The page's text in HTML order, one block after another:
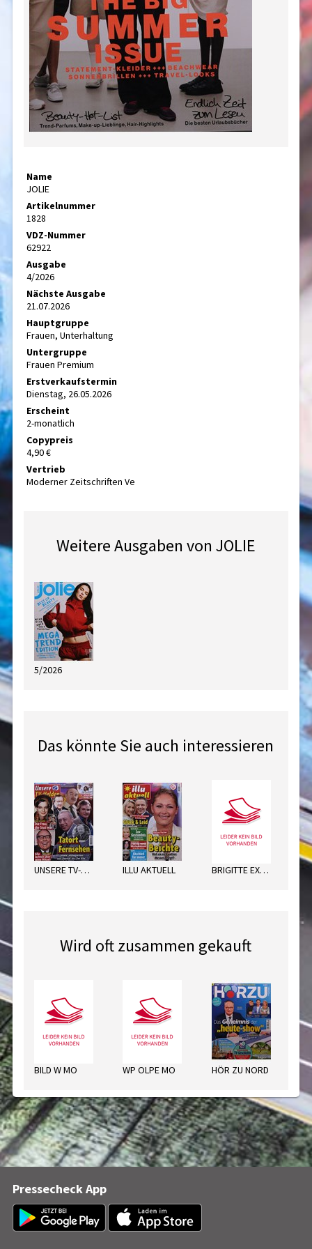
Name
JOLIE
Artikelnummer
1828
VDZ-Nummer
62922
Ausgabe
4/2026
Nächste Ausgabe
21.07.2026
Hauptgruppe
Frauen, Unterhaltung
Untergruppe
Frauen Premium
Erstverkaufstermin
Dienstag, 26.05.2026
Erscheint
2-monatlich
Copypreis
4,90 €
Vertrieb
Moderner Zeitschriften Ve
Weitere Ausgaben von JOLIE
5/2026
Das könnte Sie auch interessieren
UNSERE TV-HELDEN ILLU AKTUELL BRIGITTE EXTRA MENOPAUSE
Wird oft zusammen gekauft
BILD W MO WP OLPE MO HÖR ZU NORD
Pressecheck App